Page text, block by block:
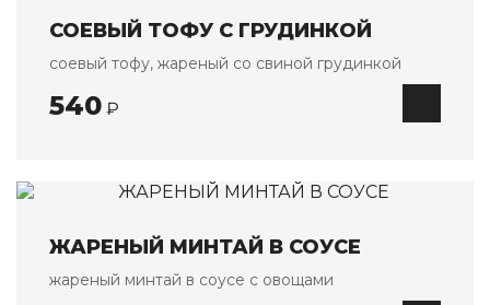
СОЕВЫЙ ТОФУ С ГРУДИНКОЙ
соевый тофу, жареный со свиной грудинкой
540 ₽
ЖАРЕНЫЙ МИНТАЙ В СОУСЕ
жареный минтай в соусе с овощами